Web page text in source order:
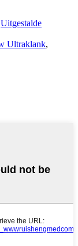
Uitgestalde
Ultraklank,